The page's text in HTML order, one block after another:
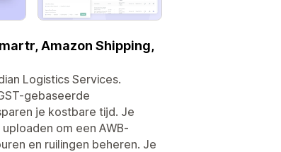
Amazon Shipping,
Logistics Services.
gebaseerde
je kostbare tijd. Je
om een AWB-
en ruilingen beheren. Je